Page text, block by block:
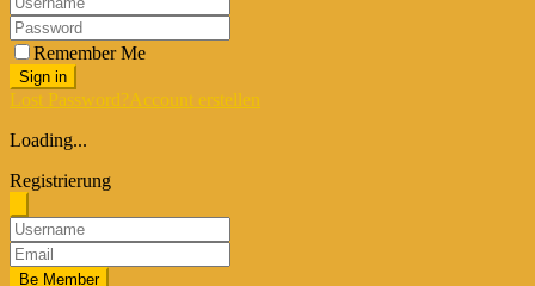
Remember Me
Sign in
Lost Password?Account erstellen
Loading...
Registrierung
Be Member